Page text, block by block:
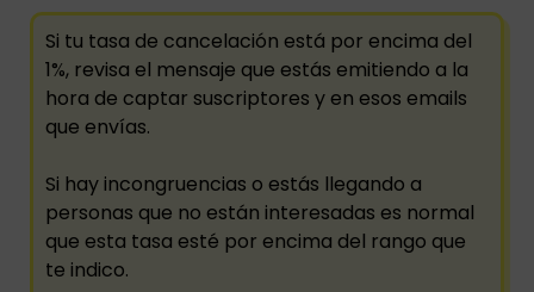
Si tu tasa de cancelación está por encima del
1%, revisa el mensaje que estás emitiendo a la
hora de captar suscriptores y en esos emails
que envías.
Si hay incongruencias o estás llegando a
personas que no están interesadas es normal
que esta tasa esté por encima del rango que
te indico.